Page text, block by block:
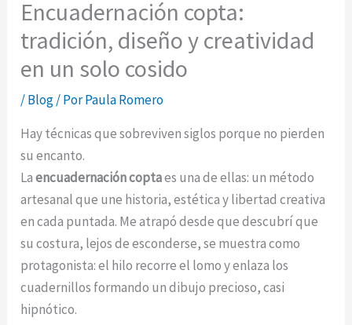
Encuadernación copta:
tradición, diseño y creatividad
en un solo cosido
/Blog/ PorPaula Romero
Hay técnicas que sobreviven siglos porque no pierden
su encanto.
Laencuadernación coptaes una de ellas: un método
artesanal que une historia, estética y libertad creativa
en cada puntada. Me atrapó desde que descubrí que
su costura, lejos de esconderse, se muestra como
protagonista: el hilo recorre el lomo y enlaza los
cuadernillos formando un dibujo precioso, casi
hipnótico.